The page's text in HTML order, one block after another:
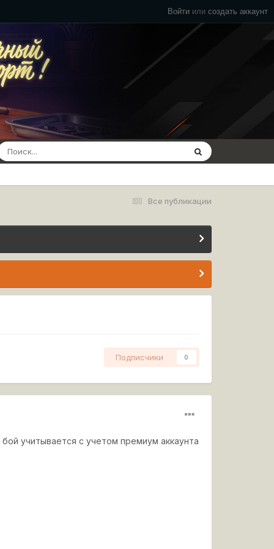
Войти или создать аккаунт
Все публикации
Подписчики 0
учитывается с учетом премиум аккаунта